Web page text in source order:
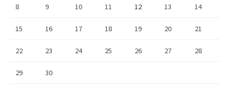
8 9 10 11 12 13 14
15 16 17 18 19 20 21
22 23 24 25 26 27 28
29 30